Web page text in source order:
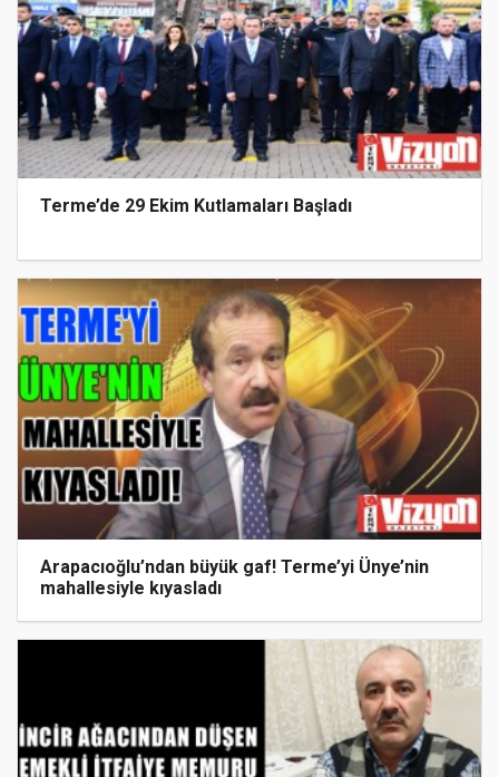
Terme’de 29 Ekim Kutlamaları Başladı
Arapacıoğlu’ndan büyük gaf! Terme’yi Ünye’nin
mahallesiyle kıyasladı